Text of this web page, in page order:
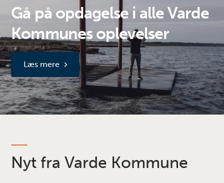
Gå på opdagelse i alle Varde
Kommunes oplevelser
Læs mere
Nyt fra Varde Kommune